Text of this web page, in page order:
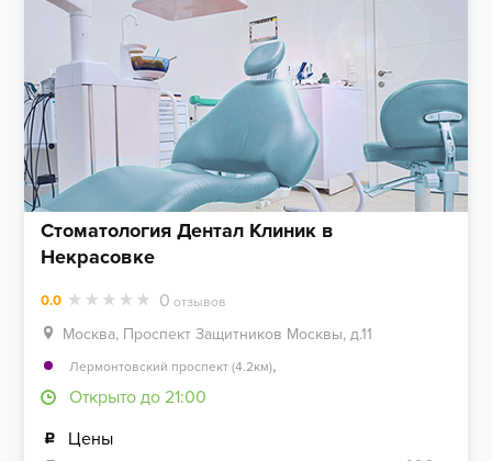
Стоматология Дентал Клиник в
Некрасовке
0.0 0 отзывов
Москва, Проспект Защитников Москвы, д.11
Лермонтовский проспект (4.2км),
Открыто до 21:00
Цены